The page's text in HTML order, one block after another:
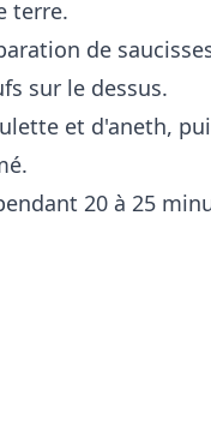
terre.
de
sur le dessus.
et d'aneth,
20 à 25